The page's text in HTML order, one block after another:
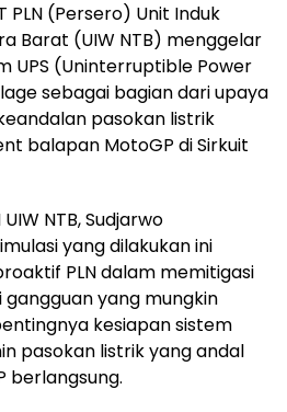
(Persero) Unit Induk
Barat (UIW NTB) menggelar
UPS (Uninterruptible Power
sebagai bagian dari upaya
pasokan listrik
balapan MotoGP di Sirkuit
NTB, Sudjarwo
yang dilakukan ini
PLN dalam memitigasi
yang mungkin
kesiapan sistem
pasokan listrik yang andal
berlangsung.